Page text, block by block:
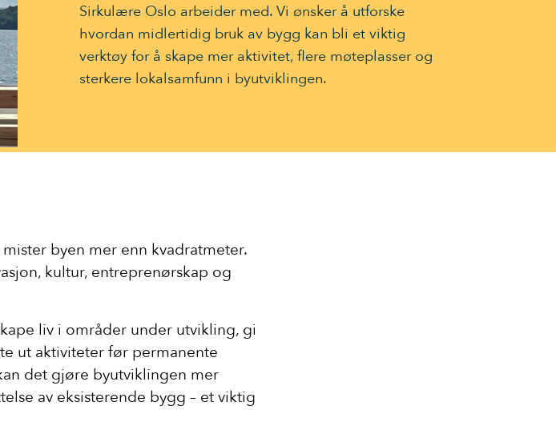
Sirkulære Oslo arbeider med. Vi ønsker å utforske
hvordan midlertidig bruk av bygg kan bli et viktig
verktøy for å skape mer aktivitet, flere møteplasser og
sterkere lokalsamfunn i byutviklingen.
byen mer enn kvadratmeter.
kultur, entreprenørskap og
liv i områder under utvikling, gi
ut aktiviteter før permanente
det gjøre byutviklingen mer
av eksisterende bygg – et viktig